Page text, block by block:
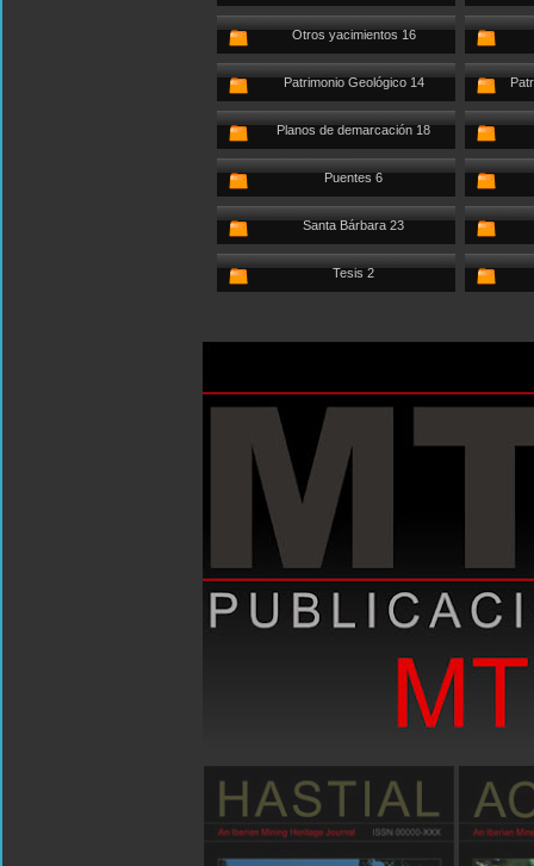
Otros yacimientos 16
Patrimonio Geológico 14
Planos de demarcación 18
Puentes 6
Santa Bárbara 23
Tesis 2